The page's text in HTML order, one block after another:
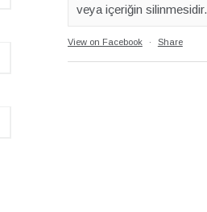
veya içeriğin silinmesidir.
View on Facebook · Share